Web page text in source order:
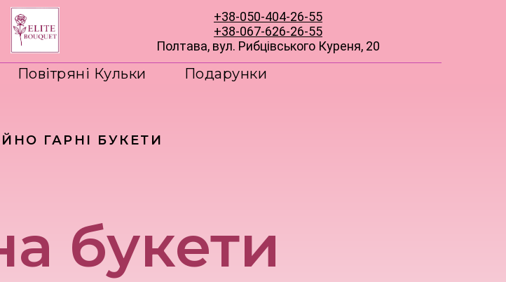
+38-050-404-26-55
+38-067-626-26-55
Полтава, вул. Рибцівського Куреня, 20
Повітряні Кульки Подарунки
ГАРНІ БУКЕТИ
букети